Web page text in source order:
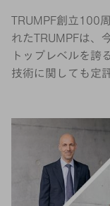
TRUMPF創立100
れたTRUMPFは、
トップレベルを誇
技術に関しても定